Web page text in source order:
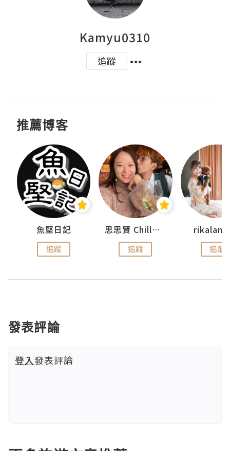
Kamyu0310
追蹤
推薦博客
魚堅日記
追蹤
思思賢 ChillMyBabe
追蹤 追蹤
發表評論
登入發表評論